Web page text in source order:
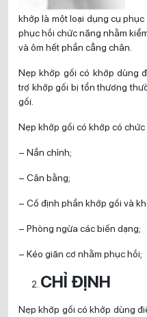
khớp là một loại dụng cụ
phục hồi chức năng nhằm
và ôm hết phần cẳng chân.
Nẹp khớp gối có khớp dùng
trợ khớp gối bị tổn thương
gối.
Nẹp khớp gối có khớp có chức
– Nắn chỉnh;
– Cân bằng;
– Cố định phần khớp gối và
– Phòng ngừa các biến dạng;
– Kéo giãn cơ nhằm phục hồi;
CHỈ ĐỊNH
Nẹp khớp gối có khớp dùng